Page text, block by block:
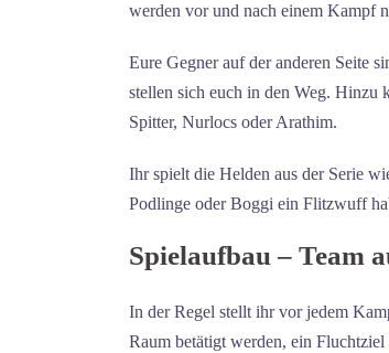
werden vor und nach einem Kampf
Eure Gegner auf der anderen Seite
stellen sich euch in den Weg. Hinzu
Spitter, Nurlocs oder Arathim.
Ihr spielt die Helden aus der Serie
Podlinge oder Boggi ein Flitzwuff
Spielaufbau – Team
In der Regel stellt ihr vor jedem
Raum betätigt werden, ein